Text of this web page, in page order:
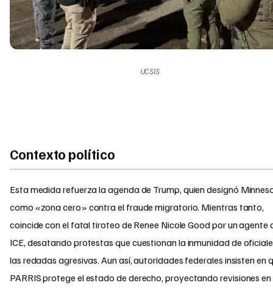
UCSIS
Contexto político
Esta medida refuerza la agenda de Trump, quien designó
como «zona cero» contra el fraude migratorio. Mientras tanto,
coincide con el fatal tiroteo de Renee Nicole Good por un agente
ICE, desatando protestas que cuestionan la inmunidad de
las redadas agresivas. Aun así, autoridades federales insisten en
PARRIS protege el estado de derecho, proyectando revisiones en